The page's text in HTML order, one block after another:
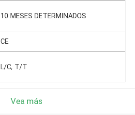
10 MESES DETERMINADOS
CE
L/C, T/T
Vea más